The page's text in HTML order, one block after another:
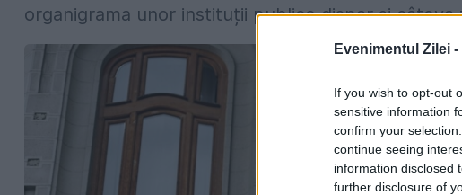
Evenimentul Zilei -
If you wish to opt-out
sensitive information
confirm your
continue seeing
information disclosed
further disclosure of
organigrama unor instituții publice dispar și